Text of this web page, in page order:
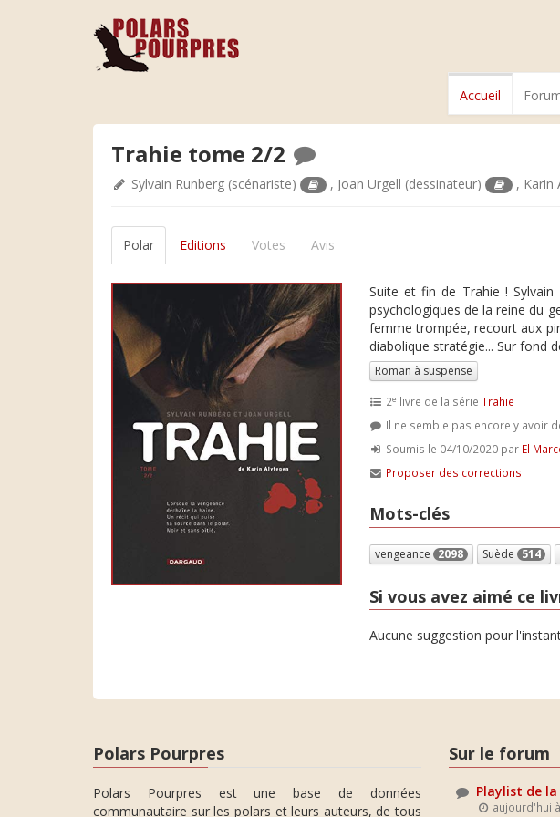
Accueil
Trahie tome 2/2
Sylvain Runberg (scénariste) , Joan Urgell (dessinateur) , Karin
Polar Editions Votes Avis
Suite et fin de Trahie !
psychologiques de la reine du
femme trompée, recourt aux
diabolique stratégie... Sur fond
Roman à suspense
2e livre de la série Trahie
Il ne semble pas encore y avoir
Soumis le 04/10/2020 par El
Proposer des corrections
Mots-clés
vengeance 2098 Suède 514
Si vous avez aimé ce
Aucune suggestion pour
Polars Pourpres
Polars Pourpres est une base de données
communautaire sur les polars et leurs auteurs, de tous
Sur le forum
Playlist de
aujourd'hui